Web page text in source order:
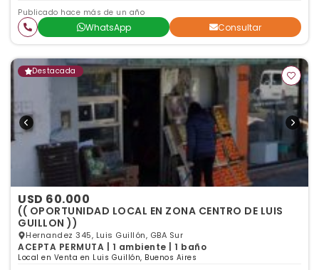
Publicado hace más de un año
WhatsApp Consultar
Destacada
USD 60.000
(( OPORTUNIDAD LOCAL EN ZONA CENTRO DE LUIS
GUILLON ))
Hernandez 345, Luis Guillón, GBA Sur
ACEPTA PERMUTA | 1 ambiente | 1 baño
Local en Venta en Luis Guillón, Buenos Aires